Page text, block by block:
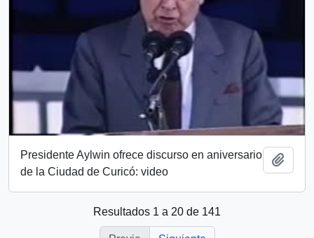
Presidente Aylwin ofrece discurso en aniversario
de la Ciudad de Curicó: video
Resultados 1 a 20 de 141